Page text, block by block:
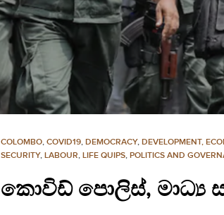
COLOMBO, COVID19, DEMOCRACY, DEVELOPMENT,
SECURITY, LABOUR, LIFE QUIPS, POLITICS AND
කොවිඩ් පොලිස්, මාධ්‍ය